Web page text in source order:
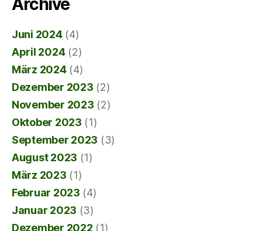
Juni 2024(4)
April 2024(2)
März 2024(4)
Dezember 2023 (2)
November 2023 (2)
Oktober 2023 (1)
September 2023 (3)
August 2023 (1)
März 2023 (1)
Februar 2023 (4)
Januar 2023 (3)
Dezember 2022 (1)